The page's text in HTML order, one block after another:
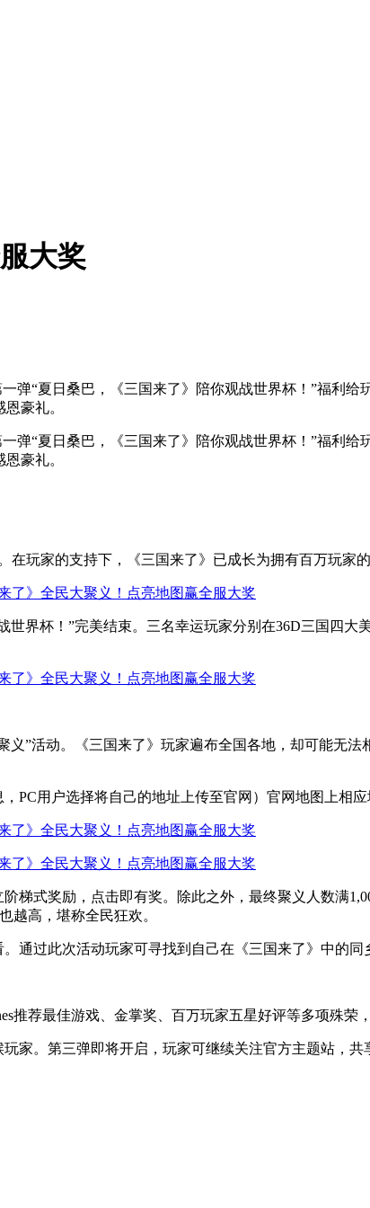
大奖
弹“夏日桑巴，《三国来了》陪你观战世界杯！”福利
豪礼。
弹“夏日桑巴，《三国来了》陪你观战世界杯！”福利
豪礼。
在玩家的支持下，《三国来了》已成长为拥有百万玩家的
界杯！”完美结束。三名幸运玩家分别在36D三国四大
”活动。《三国来了》玩家遍布全国各地，却可能无
PC用户选择将自己的地址上传至官网）官网地图上相应
式奖励，点击即有奖。除此之外，最终聚义人数满
越高，堪称全民狂欢。
通过此次活动玩家可寻找到自己在《三国来了》中的同
推荐最佳游戏、金掌奖、百万玩家五星好评等多项殊荣
家。第三弹即将开启，玩家可继续关注官方主题站，共